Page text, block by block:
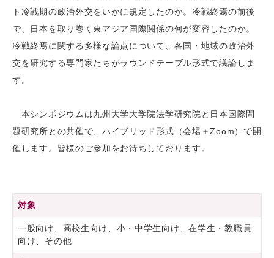
ト冷戦期の政治外交をいかに規定したのか。冷戦終焉の前後
で、日本を取り巻く東アジア国際関係の何が変容したのか。
冷戦終焉に関する多様な論点について、各国・地域の政治外
交を研究する専門家たちがラウンドテーブル形式で議論しま
す。
本シンポジウムは九州大学大学院法学研究院と日本国際問
題研究所との共催で、ハイブリッド形式（会場＋Zoom）で開
催します。皆様のご参加をお待ちしております。
対象
一般向け、高校生向け、小・中学生向け、在学生・教職員
向け、その他